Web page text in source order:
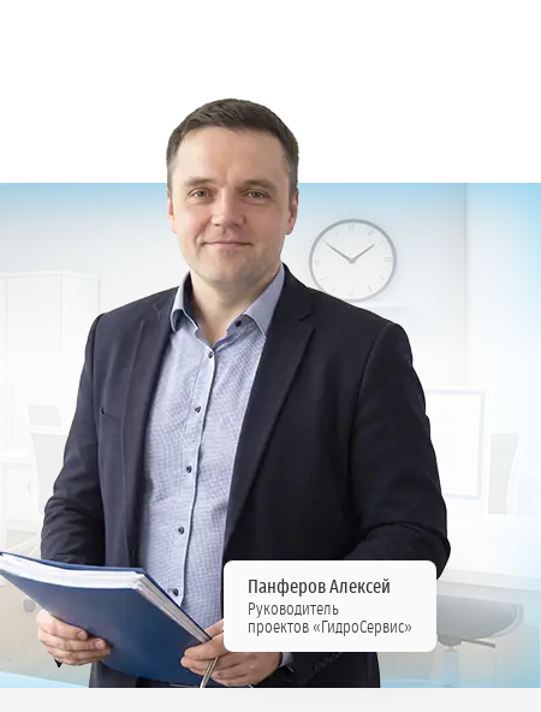
Панферов Алексей
Руководитель
проектов «ГидроСервис»